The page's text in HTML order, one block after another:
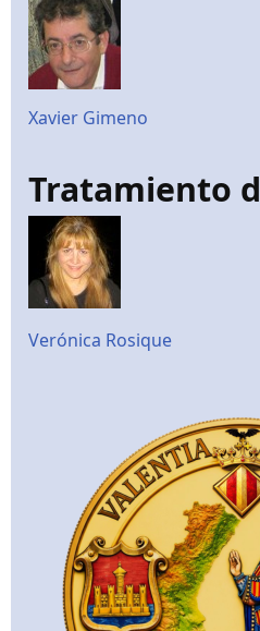
Xavier Gimeno
Tratamiento
Verónica Rosique